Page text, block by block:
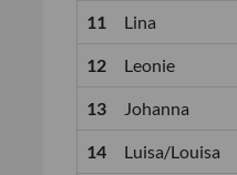
11 Lina
12 Leonie
13 Johanna
14 Luisa/Louisa